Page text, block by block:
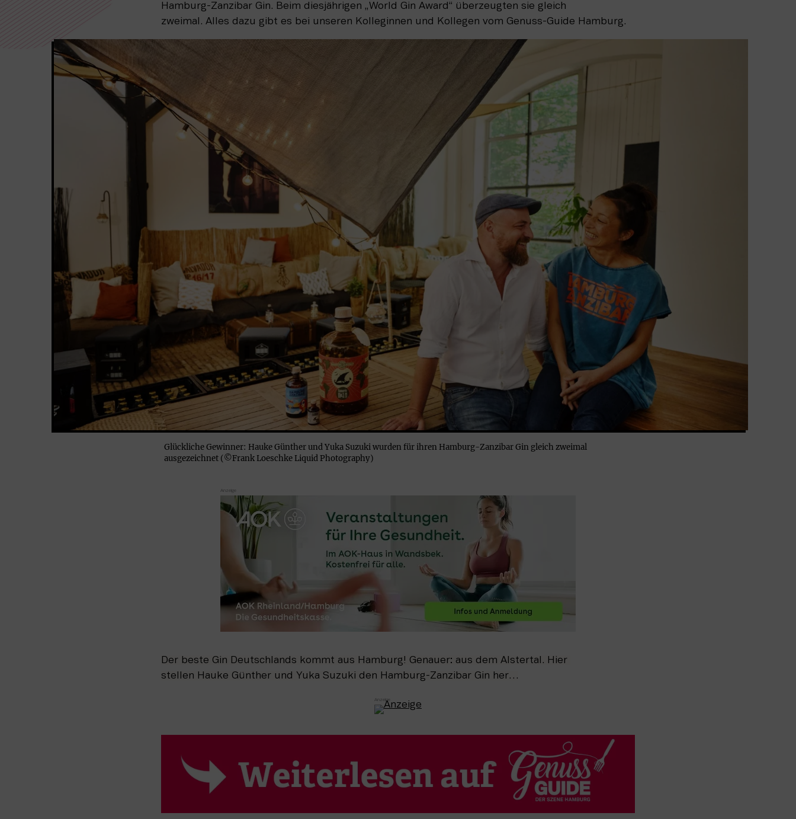
Hamburg-Zanzibar Gin. Beim diesjährigen „World Gin Award“ überzeugten sie gleich
zweimal. Alles dazu gibt es bei unseren Kolleginnen und Kollegen vom Genuss-Guide Hamburg.
Glückliche Gewinner: Hauke Günther und Yuka Suzuki wurden für ihren Hamburg-Zanzibar Gin gleich zweimal
ausgezeichnet (©Frank Loeschke Liquid Photography)
Der beste Gin Deutschlands kommt aus Hamburg! Genauer: aus dem Alstertal. Hier
stellen Hauke Günther und Yuka Suzuki den Hamburg-Zanzibar Gin her…